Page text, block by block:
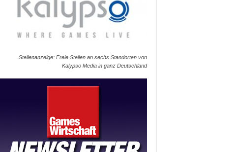
Stellenanzeige: Freie Stellen an sechs Standorten von
Kalypso Media in ganz Deutschland